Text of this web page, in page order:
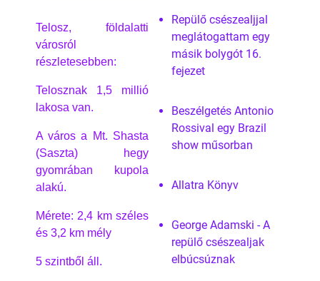
Telosz, földalatti
városról
részletesebben:
Telosznak 1,5 millió
lakosa van.
A város a Mt. Shasta
(Saszta) hegy
gyomrában kupola
alakú.
Mérete: 2,4 km széles
és 3,2 km mély
5 szintből áll.
Repülő csészealjjal
meglátogattam egy
másik bolygót 16.
fejezet
Beszélgetés Antonio
Rossival egy Brazil
show műsorban
Allatra Könyv
George Adamski - A
repülő csészealjak
elbúcsúznak